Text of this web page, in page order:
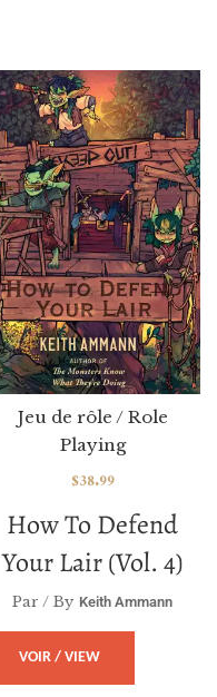
How To Defend
Your Lair (vol. 4)
Jeu de rôle / Role
Playing
$38.99
Par / By Keith Ammann
VOIR / VIEW